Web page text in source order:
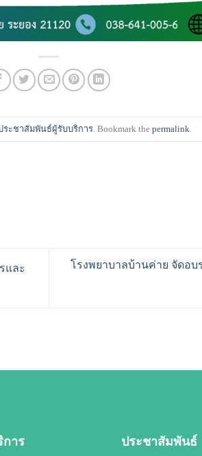
ระชาสัมพันธ์ผู้รับบริการ. Bookmark the permalink
และ
โรงพยาบาลบ้านค่าย จัดอบ
การ ประชาสัมพันธ์